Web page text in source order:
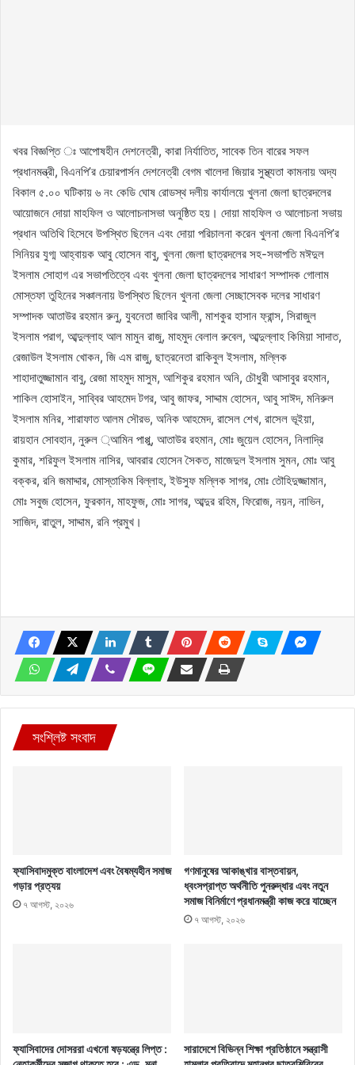
খবর বিজ্ঞপ্তি ঃ আপোষহীন দেশনেত্রী, কারা নির্যাতিত, সাবেক তিন বারের সফল
প্রধানমন্ত্রী, বিএনপি’র চেয়ারপার্সন দেশনেত্রী বেগম খালেদা জিয়ার সুস্থ্যতা কামনায় অদ্য
বিকাল ৫.০০ ঘটিকায় ৬ নং কেডি ঘোষ রোডস্থ দলীয় কার্যালয়ে খুলনা জেলা ছাত্রদলের
আয়োজনে দোয়া মাহফিল ও আলোচনাসভা অনুষ্ঠিত হয়। দোয়া মাহফিল ও আলোচনা সভায়
প্রধান অতিথি হিসেবে উপস্থিত ছিলেন এবং দোয়া পরিচালনা করেন খুলনা জেলা বিএনপি’র
সিনিয়র যুগ্ম আহ্বায়ক আবু হোসেন বাবু, খুলনা জেলা ছাত্রদলের সহ-সভাপতি মঈদুল
ইসলাম সোহাগ এর সভাপতিত্বে এবং খুলনা জেলা ছাত্রদলের সাধারণ সম্পাদক গোলাম
মোস্তফা তুহিনের সঞ্চালনায় উপস্থিত ছিলেন খুলনা জেলা সেচ্ছাসেবক দলের সাধারণ
সম্পাদক আতাউর রহমান রুনু, যুবনেতা জাবির আলী, মাশকুর হাসান ফ্রান্স, সিরাজুল
ইসলাম পরাগ, আব্দুল্লাহ আল মামুন রাজু, মাহমুদ বেলাল রুবেল, আব্দুল্লাহ কিমিয়া সাদাত,
রেজাউল ইসলাম খোকন, জি এম রাজু, ছাত্রনেতা রাকিবুল ইসলাম, মল্লিক
শাহাদাতুজ্জামান বাবু, রেজা মাহমুদ মাসুম, আশিকুর রহমান অনি, চৌধুরী আসাবুর রহমান,
শাকিল হোসাইন, সাব্বির আহমেদ টগর, আবু জাফর, সাদ্দাম হোসেন, আবু সাঈদ, মনিরুল
ইসলাম মনির, শারাফাত আলম সৌরভ, অনিক আহমেদ, রাসেল শেখ, রাসেল ভূইয়া,
রায়হান সোবহান, নুরুল ্আমিন পাপ্পু, আতাউর রহমান, মোঃ জুয়েল হোসেন, নিলাদ্রি
কুমার, শরিফুল ইসলাম নাসির, আবরার হোসেন সৈকত, মাজেদুল ইসলাম সুমন, মোঃ আবু
বক্কর, রনি জমাদ্দার, মোস্তাকিম বিল্লাহ, ইউসুফ মল্লিক সাগর, মোঃ তৌহিদুজ্জামান,
মোঃ সবুজ হোসেন, ফুরকান, মাহফুজ, মোঃ সাগর, আব্দুর রহিম, ফিরোজ, নয়ন, নাভিন,
সাজিদ, রাতুল, সাদ্দাম, রনি প্রমুখ।
সংশ্লিষ্ট সংবাদ
ফ্যাসিবাদমুক্ত বাংলাদেশ এবং বৈষম্যহীন সমাজ
গড়ার প্রত্যয়
৭ আগস্ট, ২০২৬
গণমানুষের আকাঙ্খার বাস্তবায়ন,
ধ্বংসপ্রাপ্ত অর্থনীতি পুনরুদ্ধার এবং নতুন
সমাজ বিনির্মাণে প্রধানমন্ত্রী কাজ করে যাচ্ছেন
৭ আগস্ট, ২০২৬
ফ্যাসিবাদের দোসররা এখনো ষড়যন্ত্রে লিপ্ত :
সারাদেশে বিভিন্ন শিক্ষা প্রতিষ্ঠানে সন্ত্রাসী